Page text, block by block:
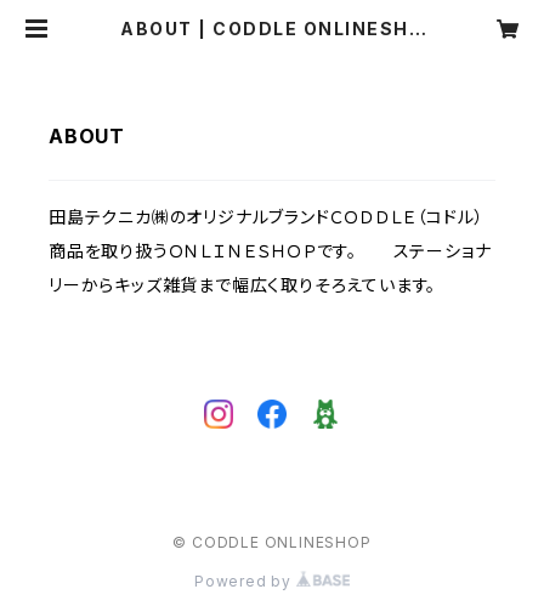
ABOUT | CODDLE ONLINESHO
ABOUT
田島テクニカ㈱のオリジナルブランドＣＯＤＤＬＥ（コドル）
商品を取り扱うＯＮＬＩＮＥＳＨＯＰです。 ステーショナ
リーからキッズ雑貨まで幅広く取りそろえています。
© CODDLE ONLINESHOP
Powered by